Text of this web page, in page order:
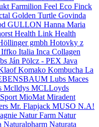
Farmilion Feel Eco Finck
Golden Turtle Govinda
GULLON Hanna Maria
Health Link Health
gmbh Hotovky z
Iffko Italia Inca Collagen
Ján Pölcz - PEX Java
Komako Kombucha La
Lubs Maces
Mclldys MCLLoyds
MioMat Miradent
Mr. Flapjack MUSO N.A!
Natur Farm Natur
Naturalpharm Naturata